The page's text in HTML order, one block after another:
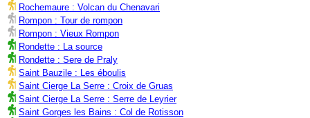
Rochemaure : Volcan du Chenavari
Rompon : Tour de rompon
Rompon : Vieux Rompon
Rondette : La source
Rondette : Sere de Praly
Saint Bauzile : Les éboulis
Saint Cierge La Serre : Croix de Gruas
Saint Cierge La Serre : Serre de Leyrier
Saint Gorges les Bains : Col de Rotisson